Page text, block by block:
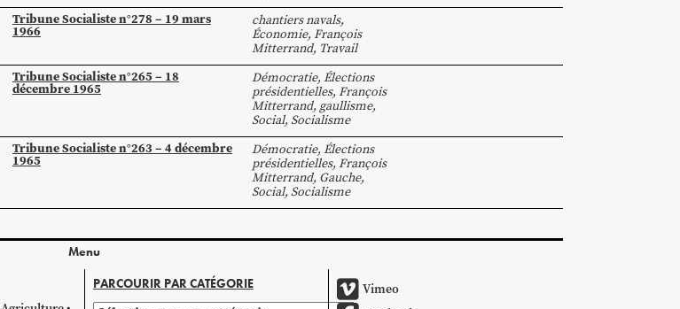
Tribune Socialiste n°278 – 19 mars
1966
chantiers navals,
Économie, François
Mitterrand, Travail
Tribune Socialiste n°265 – 18
décembre 1965
Démocratie, Élections
présidentielles, François
Mitterrand, gaullisme,
Social, Socialisme
Tribune Socialiste n°263 – 4 décembre
1965
Démocratie, Élections
présidentielles, François
Mitterrand, Gauche,
Social, Socialisme
Menu
PARCOURIR PAR CATÉGORIE
Vimeo